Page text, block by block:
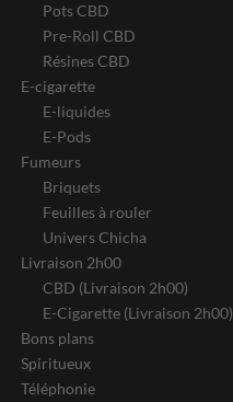
Pots CBD
Pre-Roll CBD
Résines CBD
E-cigarette
E-liquides
E-Pods
Fumeurs
Briquets
Feuilles à rouler
Univers Chicha
Livraison 2h00
CBD (Livraison 2h00)
E-Cigarette (Livraison 2h00)
Bons plans
Spiritueux
Téléphonie